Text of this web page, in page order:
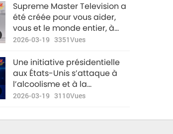
Supreme Master Television a
été créée pour vous aider,
vous et le monde entier, à
faire le saut nécessaire vers
pour l’humanité, ce qui est
nécessaire en ce moment.
2026-03-19 3351Vues
Une initiative présidentielle
aux États-Unis s’attaque à
l’alcoolisme et à la
toxicomanie.
2026-03-19 3110Vues